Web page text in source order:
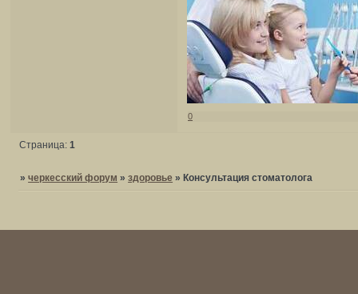
0
Страница: 1
»черкесский форум »здоровье » Консультация стоматолога